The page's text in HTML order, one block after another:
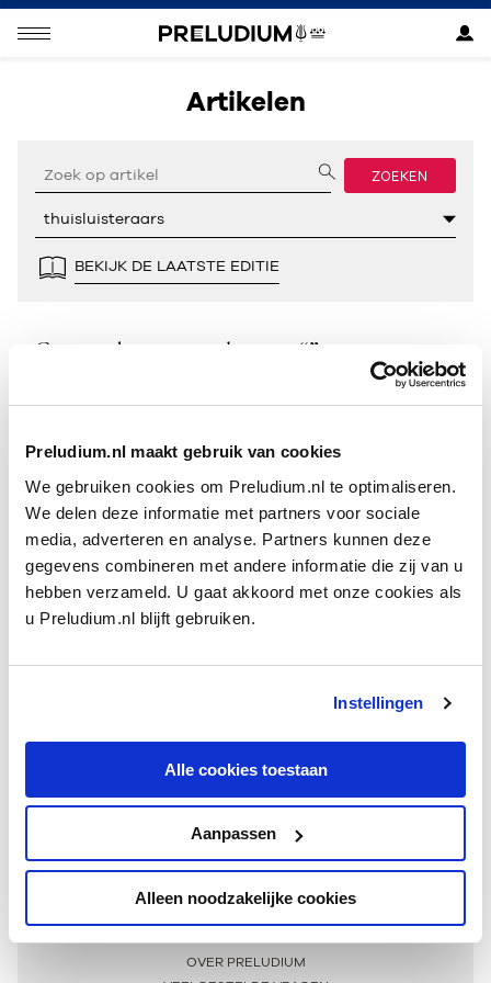
Preludium.nl maakt gebruik van cookies
We gebruiken cookies om Preludium.nl te optimaliseren.
We delen deze informatie met partners voor sociale
media, adverteren en analyse. Partners kunnen deze
gegevens combineren met andere informatie die zij van u
hebben verzameld. U gaat akkoord met onze cookies als
u Preludium.nl blijft gebruiken.
Instellingen
Alle cookies toestaan
Aanpassen
Alleen noodzakelijke cookies
Artikelen
ZOEKEN
BEKIJK DE LAATSTE EDITIE
Geen resultaten gevonden voor “”.
Meer informatie
OVER PRELUDIUM